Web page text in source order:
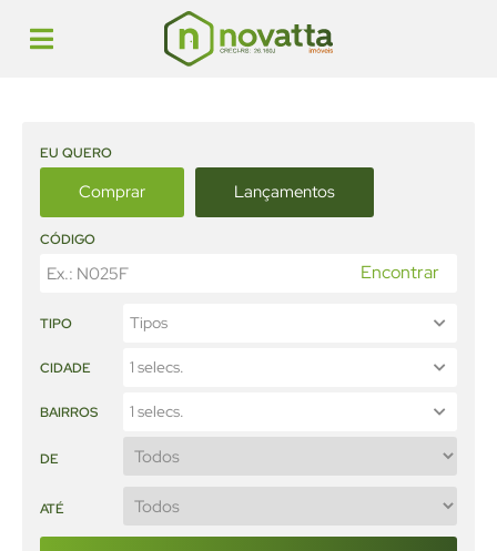
EU QUERO
Comprar Lançamentos
CÓDIGO
Encontrar
TIPO Tipos
CIDADE 1 selecs.
BAIRROS 1 selecs.
DE
ATÉ